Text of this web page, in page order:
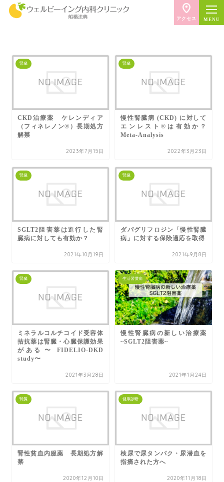
アクセス
腎臓
CKD治療薬 ケレンディア
（フィネレノン®）長期処方
解禁
2023年7月15日
腎臓
慢性腎臓病 (CKD) に対して
エンレスト®は有効か？
Meta-Analysis
2022年3月23日
腎臓
SGLT2阻害薬は進行した腎
臓病に対しても有効か？
2021年10月19日
腎臓
ダパグリフロジン「慢性腎臓
病」に対する保険適応を取得
2021年9月8日
腎臓
ミネラルコルチコイド受容体
拮抗薬は腎臓・心臓保護効果
がある 〜 FIDELIO-DKD
study〜
2021年3月28日
生活習慣病
慢性腎臓病の新しい治療薬
~SGLT2阻害薬~
2021年1月24日
腎臓
腎性貧血内服薬 長期処方解
禁
2020年12月10日
健康診断
検尿で尿タンパク・尿潜血を
指摘された方へ
2020年11月18日